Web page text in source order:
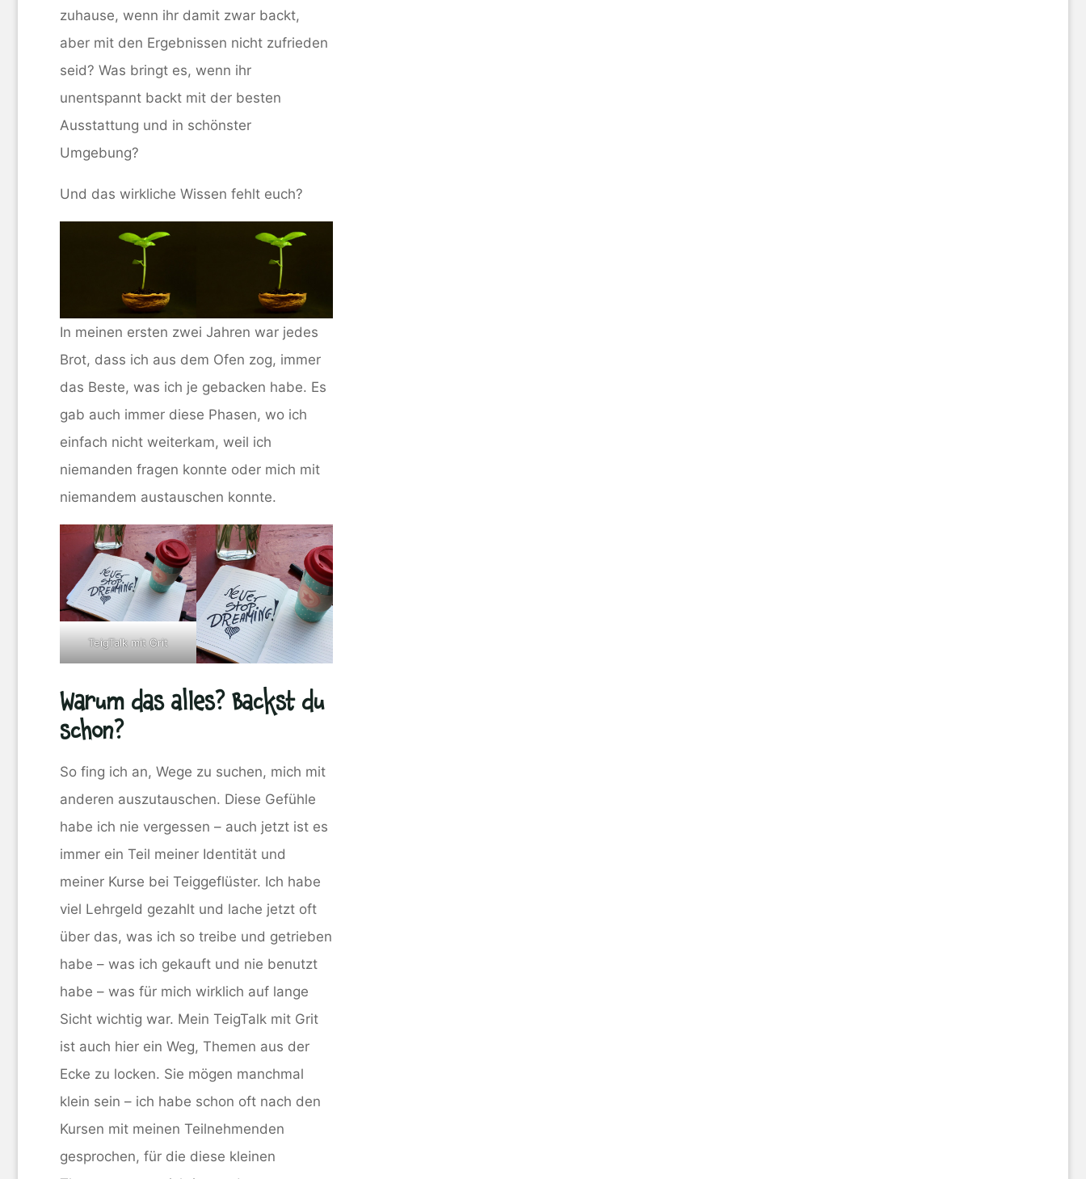
zuhause, wenn ihr damit zwar backt,
aber mit den Ergebnissen nicht zufrieden
seid? Was bringt es, wenn ihr
unentspannt backt mit der besten
Ausstattung und in schönster
Umgebung?
Und das wirkliche Wissen fehlt euch?
In meinen ersten zwei Jahren war jedes
Brot, dass ich aus dem Ofen zog, immer
das Beste, was ich je gebacken habe. Es
gab auch immer diese Phasen, wo ich
einfach nicht weiterkam, weil ich
niemanden fragen konnte oder mich mit
niemandem austauschen konnte.
TeigTalk mit Grit
Warum das alles? Backst du
schon?
So fing ich an, Wege zu suchen, mich mit
anderen auszutauschen. Diese Gefühle
habe ich nie vergessen – auch jetzt ist es
immer ein Teil meiner Identität und
meiner Kurse bei Teiggeflüster. Ich habe
viel Lehrgeld gezahlt und lache jetzt oft
über das, was ich so treibe und getrieben
habe – was ich gekauft und nie benutzt
habe – was für mich wirklich auf lange
Sicht wichtig war. Mein TeigTalk mit Grit
ist auch hier ein Weg, Themen aus der
Ecke zu locken. Sie mögen manchmal
klein sein – ich habe schon oft nach den
Kursen mit meinen Teilnehmenden
gesprochen, für die diese kleinen